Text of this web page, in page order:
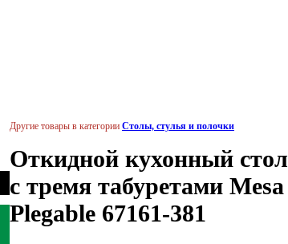
Другие товары в категории Столы, стулья и полочки
Откидной кухонный стол
с тремя табуретами Mesa
Plegable 67161-381